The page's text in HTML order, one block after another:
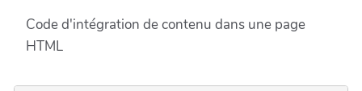
Code d'intégration de contenu dans une page
HTML